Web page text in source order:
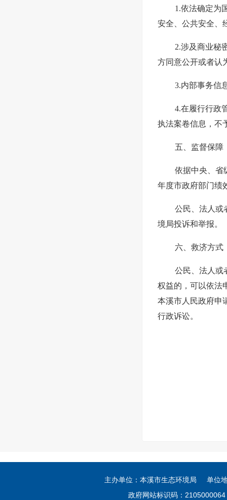
1.依法确定为
安全、公共安全、
2.涉及商业秘
方同意公开或者认
3.内部事务信
4.在履行行政
执法案卷信息，不
五、监督保障
依据中央、省
年度市政府部门绩
公民、法人或
境局投诉和举报。
六、救济方式
公民、法人或
权益的，可以依法
本溪市人民政府申
行政诉讼。
主办单位：本溪市生态环境局 单位
政府网站标识码：